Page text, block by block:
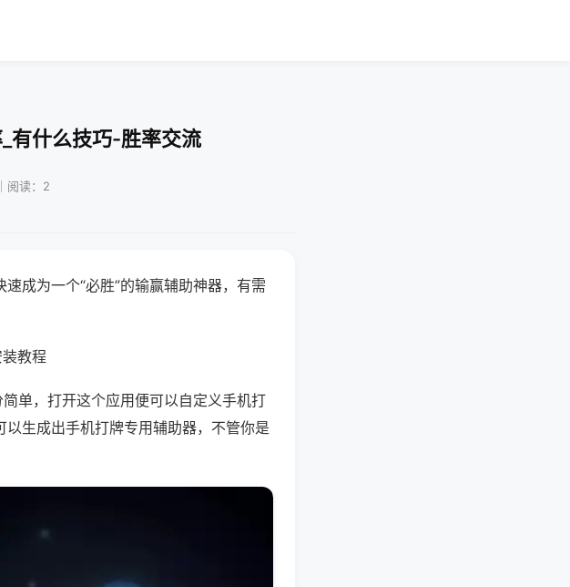
有什么技巧-胜率交流
阅读：2
成为一个“必胜”的输赢辅助神器，有需
教程
单，打开这个应用便可以自定义手机打
生成出手机打牌专用辅助器，不管你是